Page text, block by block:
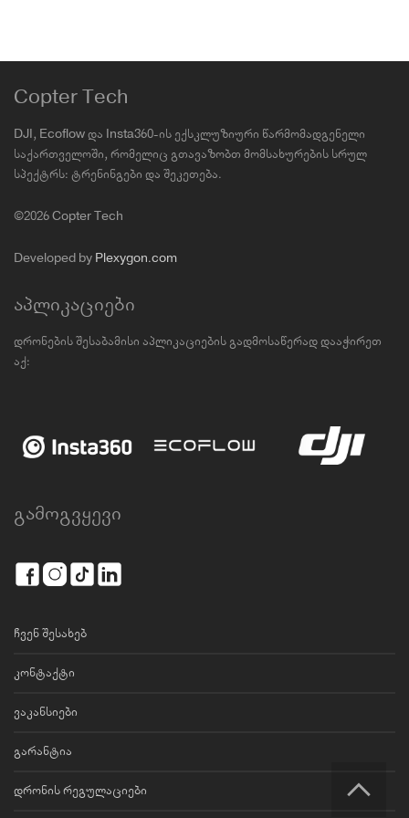
Copter Tech
DJI, Ecoflow და Insta360-ის ექსკლუზიური წარმომადგენელი
საქართველოში, რომელიც გთავაზობთ მომსახურების სრულ
სპექტრს: ტრენინგები და შეკეთება.
©2026 Copter Tech
Developed by Plexygon.com
აპლიკაციები
დრონების შესაბამისი აპლიკაციების გადმოსაწერად დააჭირეთ
აქ:
გამოგვყევი
ჩვენ შესახებ
კონტაქტი
ვაკანსიები
გარანტია
დრონის რეგულაციები